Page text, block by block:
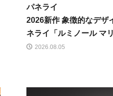
パネライ
2026新作 象徴的なデザ
ネライ「ルミノール マ
2026.08.05